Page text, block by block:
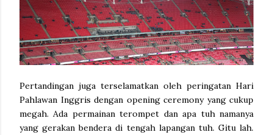
Pertandingan juga terselamatkan oleh peringatan Hari
Pahlawan Inggris dengan opening ceremony yang cukup
megah. Ada permainan terompet dan apa tuh namanya
yang gerakan bendera di tengah lapangan tuh. Gitu lah.